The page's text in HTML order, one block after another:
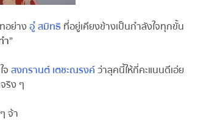
ย่างอู๋ สมิทธิที่อยู่เคียงข้างเป็นกำลังใจทุกขั้น
สงกรานต์ เตชะณรงค์ว่าลุคนี้ให้กี่คะแนนดีเอ่ย
ง ๆ
จ้า